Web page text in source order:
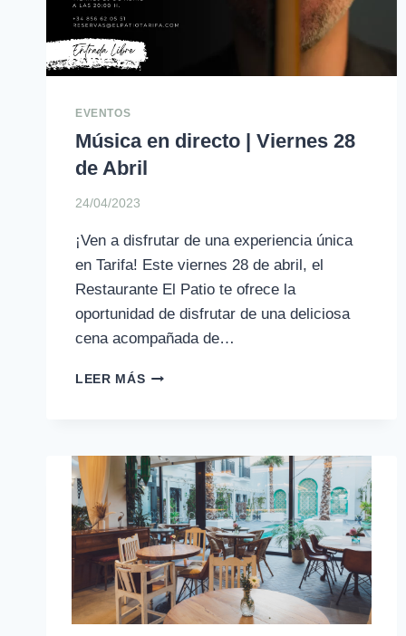
EVENTOS
Música en directo | Viernes 28
de Abril
24/04/2023
¡Ven a disfrutar de una experiencia única
en Tarifa! Este viernes 28 de abril, el
Restaurante El Patio te ofrece la
oportunidad de disfrutar de una deliciosa
cena acompañada de…
LEER MÁSMÚSICA
28
DE
ABRIL